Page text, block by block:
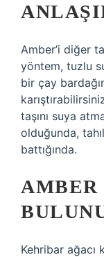
Amber’i diğer
yöntem, tuzlu
bir çay
taşını suya
olduğunda,
battığında.
AMBER
Kehribar